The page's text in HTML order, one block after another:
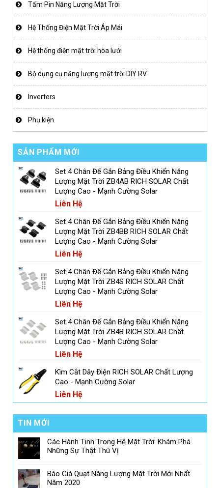
Tấm Pin Năng Lượng Mặt Trời
Hệ Thống Điện Mặt Trời Áp Mái
Hệ thống điện mặt trời hòa lưới
Bộ dụng cụ năng lượng mặt trời DIY RV
Inverters
Phụ kiện
SẢN PHẨM MỚI
Set 4 Chân Đế Gắn Bảng Điều Khiển Năng
Lượng Mặt Trời ZB4AB RICH SOLAR Chất
Lượng Cao - Mạnh Cường Solar
Liên Hệ
Set 4 Chân Đế Gắn Bảng Điều Khiển Năng
Lượng Mặt Trời ZB4BB RICH SOLAR Chất
Lượng Cao - Mạnh Cường Solar
Liên Hệ
Set 4 Chân Đế Gắn Bảng Điều Khiển Năng
Lượng Mặt Trời ZB4S RICH SOLAR Chất
Lượng Cao - Mạnh Cường Solar
Liên Hệ
Set 4 Chân Đế Gắn Bảng Điều Khiển Năng
Lượng Mặt Trời ZB4B RICH SOLAR Chất
Lượng Cao - Mạnh Cường Solar
Liên Hệ
Kìm Cắt Dây Điện RICH SOLAR Chất Lượng
Cao - Mạnh Cường Solar
Liên Hệ
TIN MỚI
Các Hành Tinh Trong Hệ Mặt Trời: Khám Phá
Những Sự Thật Thú Vị
Báo Giá Quạt Năng Lượng Mặt Trời Mới Nhất
Năm 2020